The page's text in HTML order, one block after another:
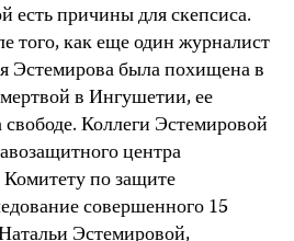
есть причины для скепсиса.
того, как еще один журналист
Эстемирова была похищена в
в Ингушетии, ее
Коллеги Эстемировой
центра
по защите
совершенного 15